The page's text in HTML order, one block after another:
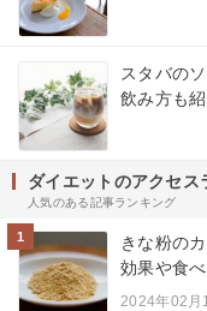
スタバの
飲み方も紹
ダイエットのアクセス
人気のある記事ランキング
1
きな粉の
効果や食
2024年02月